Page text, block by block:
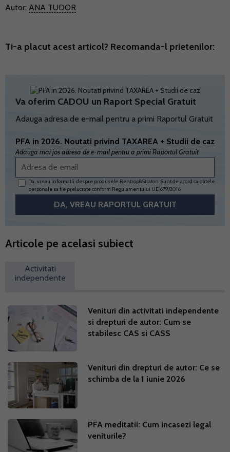
Autor: ANA TUDOR
Ti-a placut acest articol? Recomanda-l prietenilor:
Va oferim CADOU un Raport Special Gratuit
Adauga adresa de e-mail pentru a primi Raportul Gratuit
PFA in 2026. Noutati privind TAXAREA + Studii de caz
Adauga mai jos adresa de e-mail pentru a primi Raportul Gratuit
Da, vreau informatii despre produsele Rentrop&Straton. Sunt de acord ca datele
personale sa fie prelucrate conform Regulamentului UE 679/2016
Articole pe acelasi subiect
Activitati
independente
Venituri din activitati independente
si drepturi de autor: Cum se
stabilesc CAS si CASS
Venituri din drepturi de autor: Ce se
schimba de la 1 iunie 2026
PFA meditatii: Cum incasezi legal
veniturile?